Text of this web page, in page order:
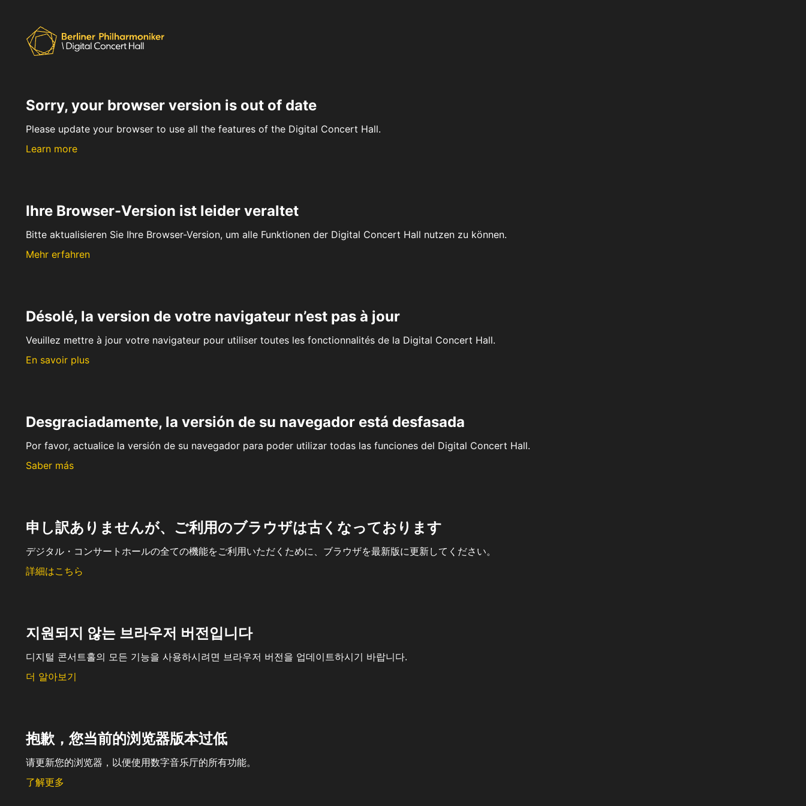
Sorry, your browser version is out of date
Please update your browser to use all the features of the Digital Concert Hall.
Learn more
Ihre Browser-Version ist leider veraltet
Bitte aktualisieren Sie Ihre Browser-Version, um alle Funktionen der Digital Concert Hall nutzen zu können.
Mehr erfahren
Désolé, la version de votre navigateur n’est pas à jour
Veuillez mettre à jour votre navigateur pour utiliser toutes les fonctionnalités de la Digital Concert Hall.
En savoir plus
Desgraciadamente, la versión de su navegador está desfasada
Por favor, actualice la versión de su navegador para poder utilizar todas las funciones del Digital Concert Hall.
Saber más
申し訳ありませんが、ご利用のブラウザは古くなっております
デジタル・コンサートホールの全ての機能をご利用いただくために、ブラウザを最新版に更新してください。
詳細はこちら
지원되지 않는 브라우저 버전입니다
디지털 콘서트홀의 모든 기능을 사용하시려면 브라우저 버전을 업데이트하시기 바랍니다.
더 알아보기
抱歉，您当前的浏览器版本过低
请更新您的浏览器，以便使用数字音乐厅的所有功能。
了解更多